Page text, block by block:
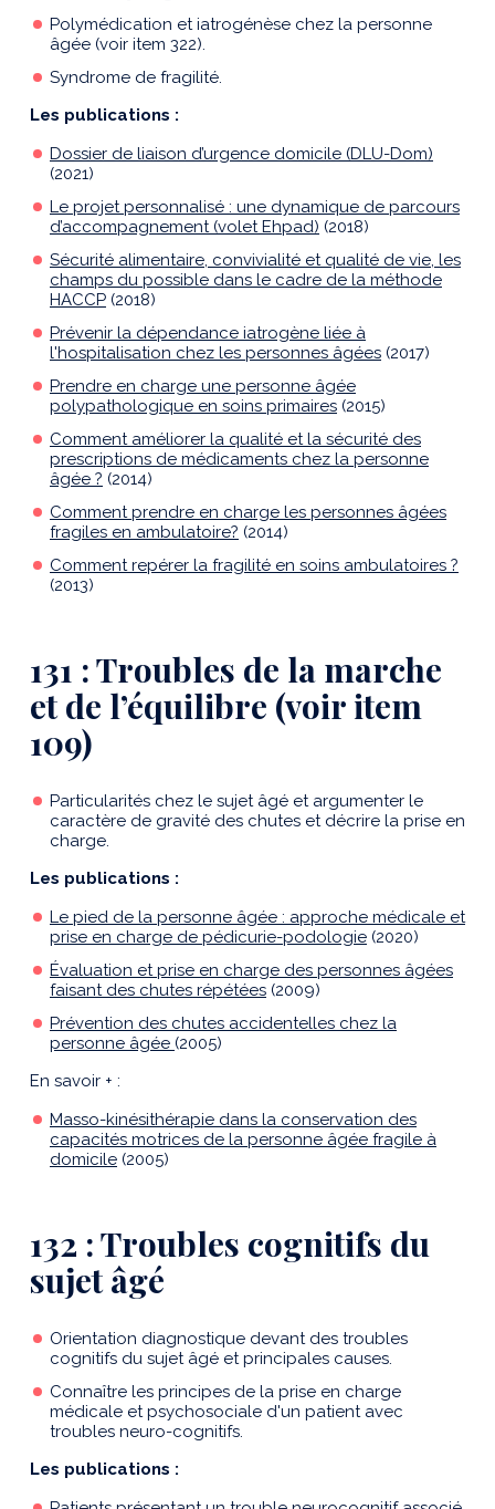
Polymédication et iatrogénèse chez la personne
âgée (voir item 322).
Syndrome de fragilité.
Les publications :
Dossier de liaison d’urgence domicile (DLU-Dom)
(2021)
Le projet personnalisé : une dynamique de parcours
d’accompagnement (volet Ehpad) (2018)
Sécurité alimentaire, convivialité et qualité de vie, les
champs du possible dans le cadre de la méthode
HACCP (2018)
Prévenir la dépendance iatrogène liée à
l'hospitalisation chez les personnes âgées (2017)
Prendre en charge une personne âgée
polypathologique en soins primaires (2015)
Comment améliorer la qualité et la sécurité des
prescriptions de médicaments chez la personne
âgée ? (2014)
Comment prendre en charge les personnes âgées
fragiles en ambulatoire? (2014)
Comment repérer la fragilité en soins ambulatoires ?
(2013)
131 : Troubles de la marche
et de l’équilibre (voir item
109)
Particularités chez le sujet âgé et argumenter le
caractère de gravité des chutes et décrire la prise en
charge.
Les publications :
Le pied de la personne âgée : approche médicale et
prise en charge de pédicurie-podologie (2020)
Évaluation et prise en charge des personnes âgées
faisant des chutes répétées (2009)
Prévention des chutes accidentelles chez la
personne âgée (2005)
En savoir + :
Masso-kinésithérapie dans la conservation des
capacités motrices de la personne âgée fragile à
domicile (2005)
132 : Troubles cognitifs du
sujet âgé
Orientation diagnostique devant des troubles
cognitifs du sujet âgé et principales causes.
Connaître les principes de la prise en charge
médicale et psychosociale d'un patient avec
troubles neuro-cognitifs.
Les publications :